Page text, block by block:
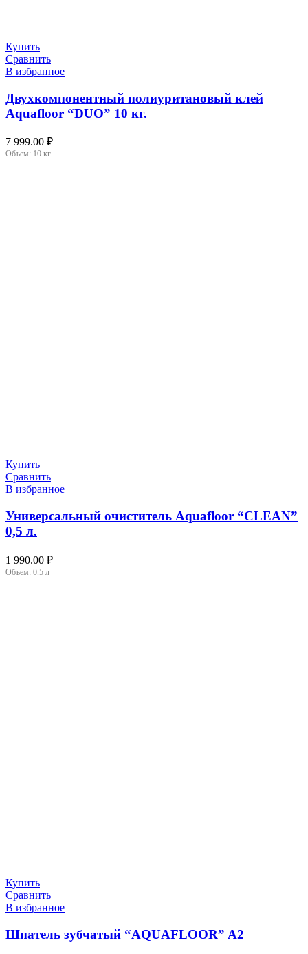
Купить
Сравнить
В избранное
Двухкомпонентный полиуритановый клей
Aquafloor “DUO” 10 кг.
7 999.00 ₽
Объем: 10 кг
Купить
Сравнить
В избранное
Универсальный очиститель Aquafloor “CLEAN”
0,5 л.
1 990.00 ₽
Объем: 0.5 л
Купить
Сравнить
В избранное
Шпатель зубчатый “AQUAFLOOR” A2